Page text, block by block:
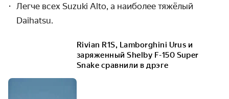
Легче всех Suzuki Alto, а наиболее тяжёлый
Daihatsu.
Rivian R1S, Lamborghini Urus и
заряженный Shelby F-150 Super
Snake сравнили в дрэге